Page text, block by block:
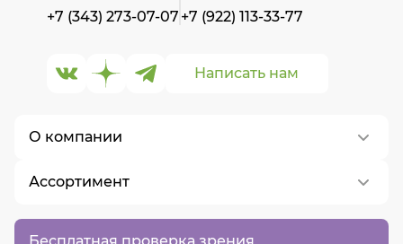
Бесплатная проверка зрения
О компании
О нас
Контакты
Ассортимент
Написать нам
+7 (343) 273-07-07 +7 (922) 113-33-77